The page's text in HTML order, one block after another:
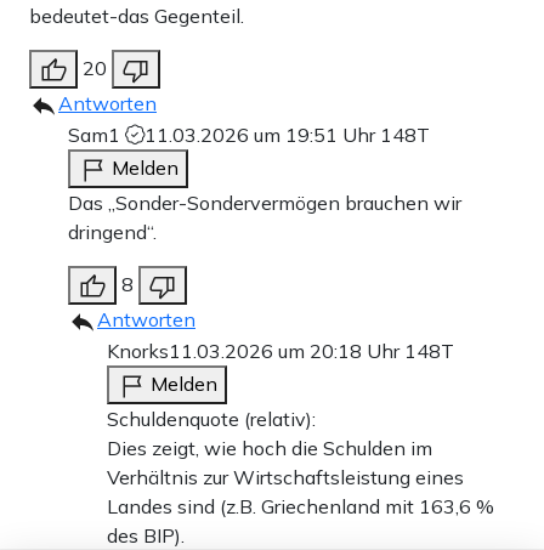
bedeutet-das Gegenteil.
20
Antworten
Sam1
11.03.2026 um 19:51 Uhr 148T
Melden
Das „Sonder-Sondervermögen brauchen wir
dringend“.
8
Antworten
Knorks11.03.2026 um 20:18 Uhr 148T
Melden
Schuldenquote (relativ):
Dies zeigt, wie hoch die Schulden im
Verhältnis zur Wirtschaftsleistung eines
Landes sind (z.B. Griechenland mit 163,6 %
des BIP).